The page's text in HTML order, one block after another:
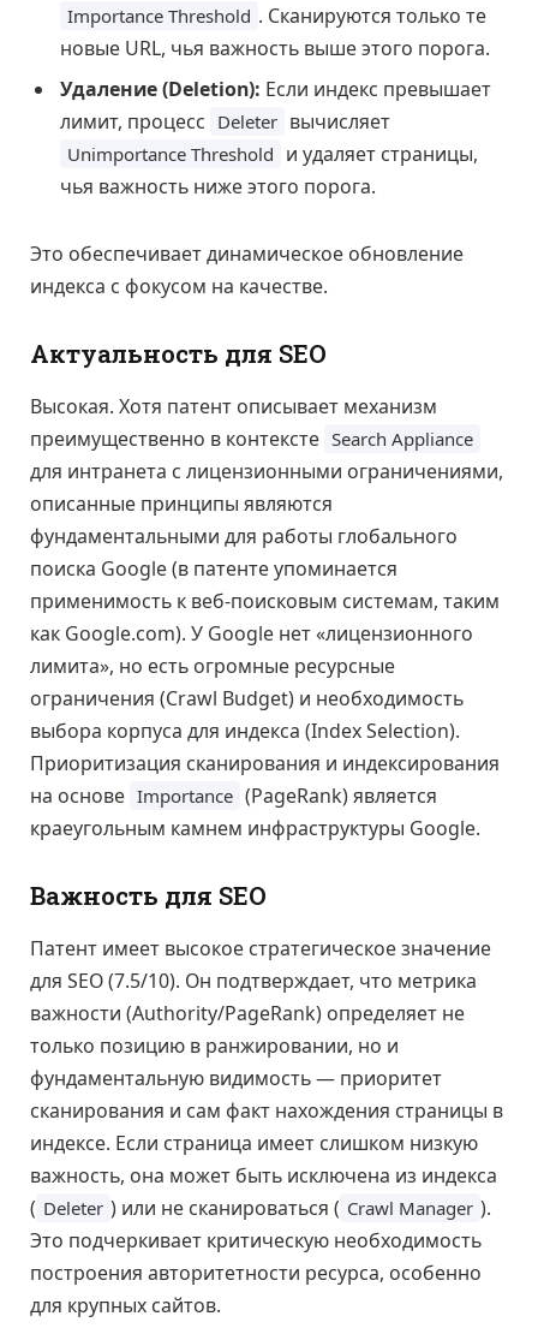
Importance Threshold . Сканируются только те
новые URL, чья важность выше этого порога.
Удаление (Deletion): Если индекс превышает
лимит, процесс Deleter вычисляет
Unimportance Threshold и удаляет страницы,
чья важность ниже этого порога.
Это обеспечивает динамическое обновление
индекса с фокусом на качестве.
Актуальность для SEO
Высокая. Хотя патент описывает механизм
преимущественно в контексте Search Appliance
для интранета с лицензионными ограничениями,
описанные принципы являются
фундаментальными для работы глобального
поиска Google (в патенте упоминается
применимость к веб-поисковым системам, таким
как Google.com). У Google нет «лицензионного
лимита», но есть огромные ресурсные
ограничения (Crawl Budget) и необходимость
выбора корпуса для индекса (Index Selection).
Приоритизация сканирования и индексирования
на основе Importance (PageRank) является
краеугольным камнем инфраструктуры Google.
Важность для SEO
Патент имеет высокое стратегическое значение
для SEO (7.5/10). Он подтверждает, что метрика
важности (Authority/PageRank) определяет не
только позицию в ранжировании, но и
фундаментальную видимость — приоритет
сканирования и сам факт нахождения страницы в
индексе. Если страница имеет слишком низкую
важность, она может быть исключена из индекса
( Deleter ) или не сканироваться ( Crawl Manager ).
Это подчеркивает критическую необходимость
построения авторитетности ресурса, особенно
для крупных сайтов.